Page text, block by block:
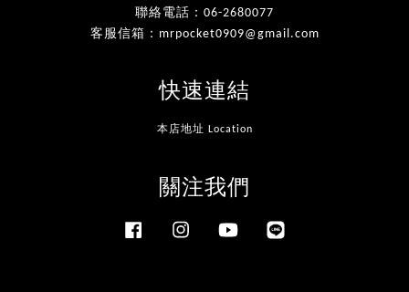
聯絡電話：06-2680077
客服信箱：mrpocket0909@gmail.com
快速連結
本店地址 Location
關注我們
Facebook Instagram YouTube